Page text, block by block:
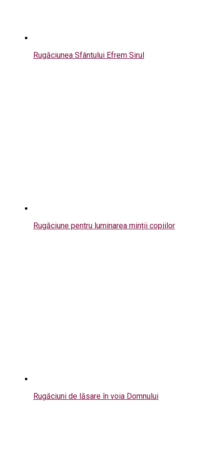
Rugăciunea Sfântului Efrem Sirul
Rugăciune pentru luminarea minții copiilor
Rugăciuni de lăsare în voia Domnului